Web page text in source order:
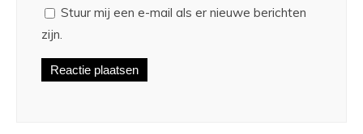
Stuur mij een e-mail als er nieuwe berichten
zijn.